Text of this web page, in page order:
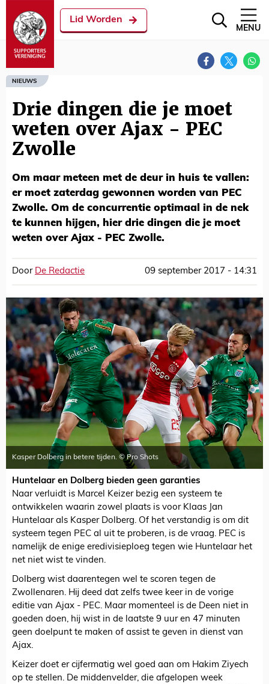
Lid Worden
MENU
NIEUWS
Drie dingen die je moet
weten over Ajax - PEC
Zwolle
Om maar meteen met de deur in huis te vallen:
er moet zaterdag gewonnen worden van PEC
Zwolle. Om de concurrentie optimaal in de nek
te kunnen hijgen, hier drie dingen die je moet
weten over Ajax - PEC Zwolle.
Door De Redactie 09 september 2017 - 14:31
Kasper Dolberg in betere tijden. © Pro Shots
Huntelaar en Dolberg bieden geen garanties
Naar verluidt is Marcel Keizer bezig een systeem te
ontwikkelen waarin zowel plaats is voor Klaas Jan
Huntelaar als Kasper Dolberg. Of het verstandig is om dit
systeem tegen PEC al uit te proberen, is de vraag. PEC is
namelijk de enige eredivisieploeg tegen wie Huntelaar het
net niet wist te vinden.
Dolberg wist daarentegen wel te scoren tegen de
Zwollenaren. Hij deed dat zelfs twee keer in de vorige
editie van Ajax - PEC. Maar momenteel is de Deen niet in
goeden doen, hij wist in de laatste 9 uur en 47 minuten
geen doelpunt te maken of assist te geven in dienst van
Ajax.
Keizer doet er cijfermatig wel goed aan om Hakim Ziyech
op te stellen. De middenvelder, die afgelopen week